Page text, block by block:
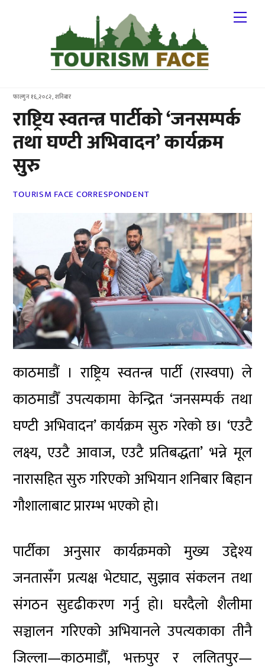
फाल्गुन १६,२०८२, शनिबार
राष्ट्रिय स्वतन्त्र पार्टीको ‘जनसम्पर्क
तथा घण्टी अभिवादन’ कार्यक्रम
सुरु
TOURISM FACE CORRESPONDENT
काठमाडौं ।राष्ट्रिय स्वतन्त्र पार्टी(रास्वपा) ले
काठमाडौँ उपत्यकामा केन्द्रित ‘जनसम्पर्क तथा
घण्टी अभिवादन’ कार्यक्रम सुरु गरेको छ। ‘एउटै
लक्ष्य, एउटै आवाज, एउटै प्रतिबद्धता’ भन्ने मूल
नारासहित सुरु गरिएको अभियान शनिबार बिहान
गौशालाबाट प्रारम्भ भएको हो।
पार्टीका अनुसार कार्यक्रमको मुख्य उद्देश्य
जनतासँग प्रत्यक्ष भेटघाट, सुझाव संकलन तथा
संगठन सुदृढीकरण गर्नु हो। घरदैलो शैलीमा
सञ्चालन गरिएको अभियानले उपत्यकाका तीनै
जिल्ला—काठमाडौँ, भक्तपुर र ललितपुर—